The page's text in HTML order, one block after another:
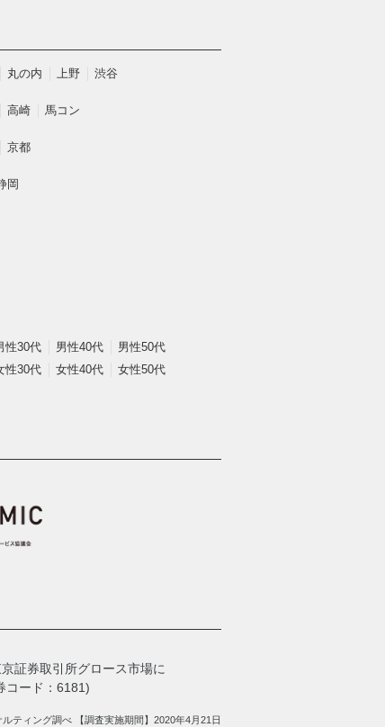
丸の内 上野 渋谷
高崎 馬コン
京都
岡
性30代 男性40代
男性50代
性30代 女性40代 女性50代
証券取引所グロース市場に
コード：6181)
ティング調べ 【調査実施期間】2020年4月21日